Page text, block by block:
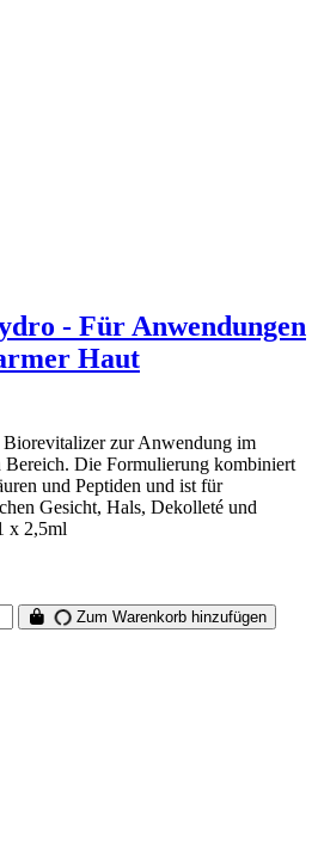
- Für Anwendungen
Haut
zur Anwendung im
Bereich. Die Formulierung kombiniert
und Peptiden und ist für
Gesicht, Hals, Dekolleté und
x 2,5ml
Zum Warenkorb hinzufügen